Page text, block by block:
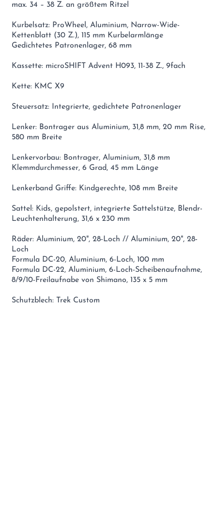
max. 34 – 38 Z. an größtem Ritzel
Kurbelsatz: ProWheel, Aluminium, Narrow-Wide-
Kettenblatt (30 Z.), 115 mm Kurbelarmlänge
Gedichtetes Patronenlager, 68 mm
Kassette: microSHIFT Advent H093, 11-38 Z., 9fach
Kette: KMC X9
Steuersatz: Integrierte, gedichtete Patronenlager
Lenker: Bontrager aus Aluminium, 31,8 mm, 20 mm Rise,
580 mm Breite
Lenkervorbau: Bontrager, Aluminium, 31,8 mm
Klemmdurchmesser, 6 Grad, 45 mm Länge
Lenkerband Griffe: Kindgerechte, 108 mm Breite
Sattel: Kids, gepolstert, integrierte Sattelstütze, Blendr-
Leuchtenhalterung, 31,6 x 230 mm
Räder: Aluminium, 20", 28-Loch // Aluminium, 20", 28-
Loch
Formula DC-20, Aluminium, 6-Loch, 100 mm
Formula DC-22, Aluminium, 6-Loch-Scheibenaufnahme,
8/9/10-Freilaufnabe von Shimano, 135 x 5 mm
Schutzblech: Trek Custom